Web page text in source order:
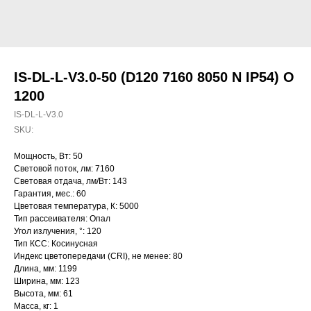
IS-DL-L-V3.0-50 (D120 7160 8050 N IP54) O
1200
IS-DL-L-V3.0
SKU:
Мощность, Вт: 50
Световой поток, лм: 7160
Световая отдача, лм/Вт: 143
Гарантия, мес.: 60
Цветовая температура, К: 5000
Тип рассеивателя: Опал
Угол излучения, °: 120
Тип КСС: Косинусная
Индекс цветопередачи (CRI), не менее: 80
Длина, мм: 1199
Ширина, мм: 123
Высота, мм: 61
Масса, кг: 1